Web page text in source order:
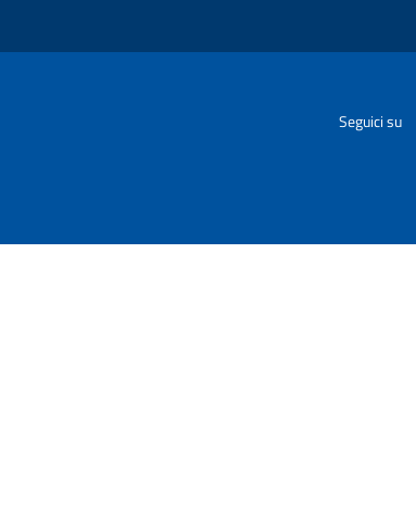
Seguici su